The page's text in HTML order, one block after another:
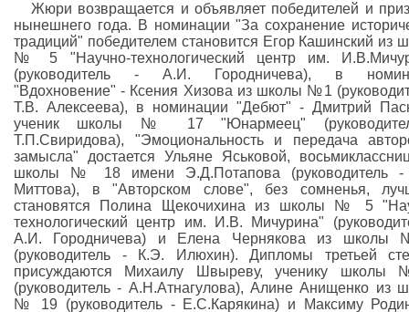
Жюри возвращается и объявляет победителей и
нынешнего года. В номинации "За сохранение
традиций" победителем становится Егор Кашинский из
№ 5 "Научно-технологический центр им.
(руководитель - А.И. Городничева), в
"Вдохновение" - Ксения Хизова из школы №1
Т.В. Алексеева), в номинации "Дебют" - Дмитрий
ученик школы № 17 "Юнармеец"
Т.П.Свиридова), "Эмоциональность и передача
замысла" достается Ульяне Яськовой,
школы № 18 имени Э.Д.Потапова (руководитель
Миттова), в "Авторском слове", без сомненья,
становятся Полина Щекочихина из школы № 5
технологический центр им. И.В. Мичурина"
А.И. Городничева) и Елена Чернякова из
(руководитель - К.Э. Илюхин). Дипломы третьей
присуждаются Михаилу Швыреву, ученику
(руководитель - А.Н.Атнагулова), Алине Анищенко из
№ 19 (руководитель - Е.С.Карякина) и Максиму